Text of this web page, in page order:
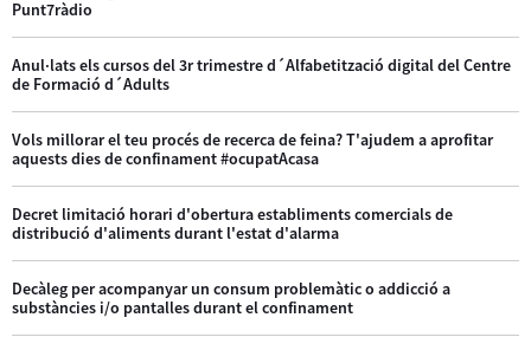
Punt7ràdio
Anul·lats els cursos del 3r trimestre d´Alfabetització digital del Centre
de Formació d´Adults
Vols millorar el teu procés de recerca de feina? T'ajudem a aprofitar
aquests dies de confinament #ocupatAcasa
Decret limitació horari d'obertura establiments comercials de
distribució d'aliments durant l'estat d'alarma
Decàleg per acompanyar un consum problemàtic o addicció a
substàncies i/o pantalles durant el confinament